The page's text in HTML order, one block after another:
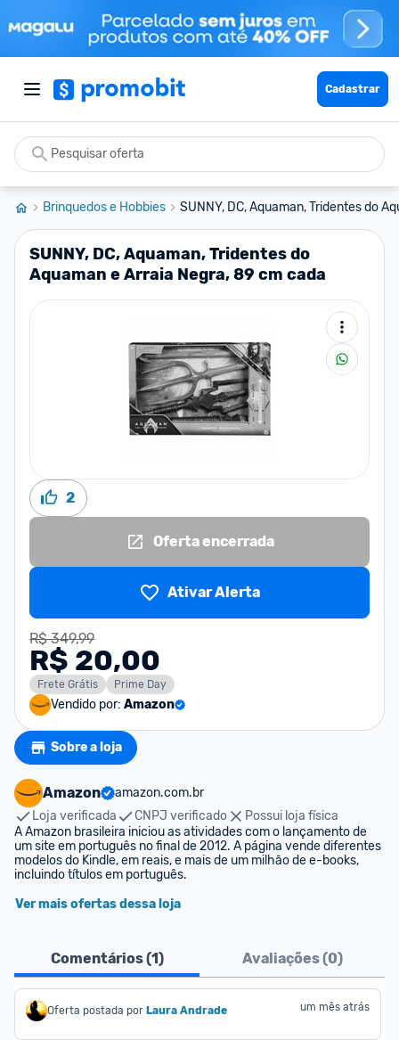
Cadastrar
Brinquedos e Hobbies SUNNY, DC, Aquaman, Tridentes do
SUNNY, DC, Aquaman, Tridentes do
Aquaman e Arraia Negra, 89 cm cada
2
Oferta encerrada
Ativar Alerta
R$ 349,99
R$ 20,00
Frete Grátis Prime Day
Vendido por: Amazon
Sobre a loja
Amazon
amazon.com.br
Loja verificada
CNPJ verificado
Possui loja física
A Amazon brasileira iniciou as atividades com o lançamento de
um site em português no final de 2012. A página vende diferentes
modelos do Kindle, em reais, e mais de um milhão de e-books,
incluindo títulos em português.
Ver mais ofertas dessa loja
Comentários (1) Avaliações (0)
Oferta postada por Laura Andrade um mês atrás